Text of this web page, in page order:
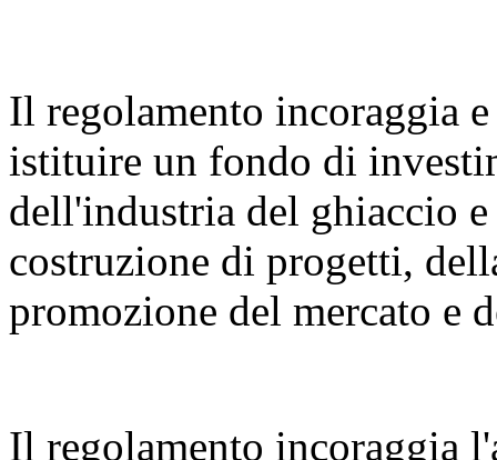
Il regolamento incoraggia
istituire un fondo di
dell'industria del ghiaccio
costruzione di progetti,
promozione del mercato e
Il regolamento incoraggia